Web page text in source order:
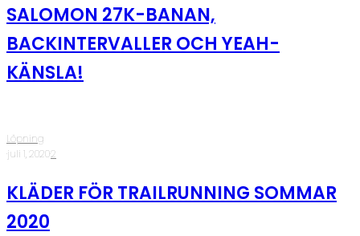
SALOMON 27K-BANAN,
BACKINTERVALLER OCH YEAH-
KÄNSLA!
Löpning
·juli 1, 2020·2
KLÄDER FÖR TRAILRUNNING SOMMAR
2020